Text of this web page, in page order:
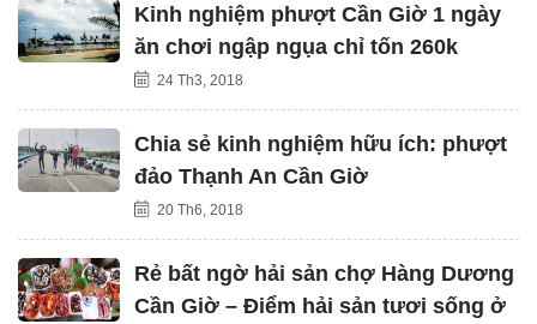
Kinh nghiệm phượt Cần Giờ 1 ngày
ăn chơi ngập ngụa chỉ tốn 260k
24 Th3, 2018
Chia sẻ kinh nghiệm hữu ích: phượt
đảo Thạnh An Cần Giờ
20 Th6, 2018
Rẻ bất ngờ hải sản chợ Hàng Dương
Cần Giờ – Điểm hải sản tươi sống ở